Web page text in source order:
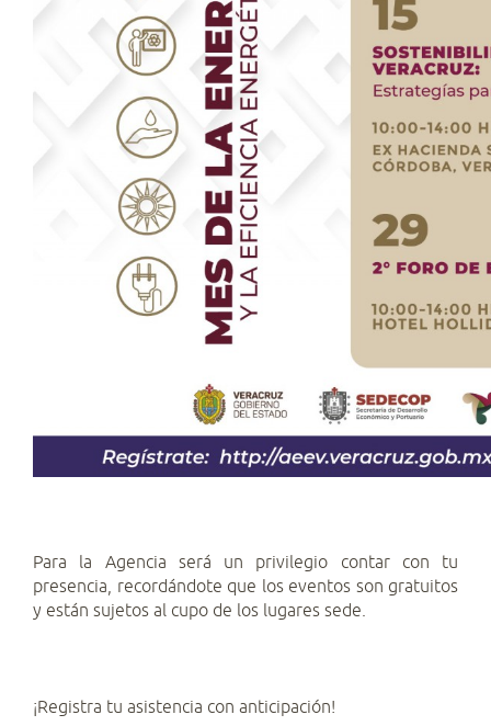
Para la Agencia será un privilegio contar con tu
presencia, recordándote que los eventos son gratuitos
y están sujetos al cupo de los lugares sede.
¡Registra tu asistencia con anticipación!